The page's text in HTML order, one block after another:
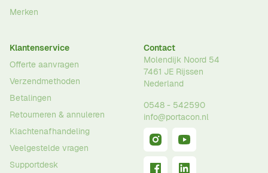
Merken
Klantenservice
Offerte aanvragen
Verzendmethoden
Betalingen
Retourneren & annuleren
Klachtenafhandeling
Veelgestelde vragen
Supportdesk
Contact
Molendijk Noord 54
7461 JE Rijssen
Nederland
0548 - 542590
info@portacon.nl